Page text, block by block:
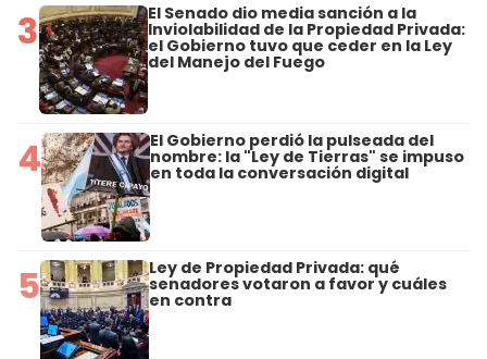
3 El Senado dio media sanción a la
Inviolabilidad de la Propiedad Privada:
el Gobierno tuvo que ceder en la Ley
del Manejo del Fuego
4 El Gobierno perdió la pulseada del
nombre: la "Ley de Tierras" se impuso
en toda la conversación digital
5 Ley de Propiedad Privada: qué
senadores votaron a favor y cuáles
en contra